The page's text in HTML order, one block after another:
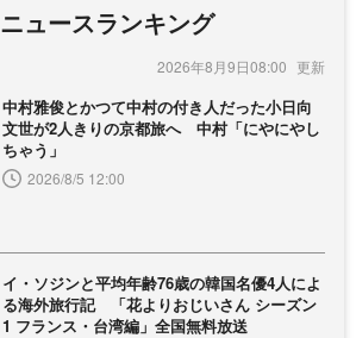
ニュースランキング
2026年8月9日08:00
中村雅俊とかつて中村の付き人だった小日向
文世が2人きりの京都旅へ 中村「にやにやし
ちゃう」
2026/8/5 12:00
イ・ソジンと平均年齢76歳の韓国名優4人によ
る海外旅行記 「花よりおじいさん シーズン
1 フランス・台湾編」全国無料放送